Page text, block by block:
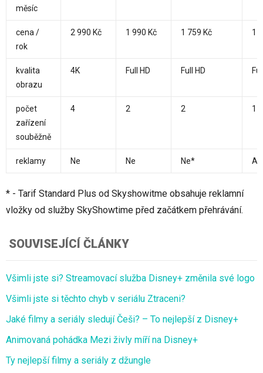
měsíc
cena /
rok
2 990 Kč 1 990 Kč 1 759 Kč 1
kvalita
obrazu
4K Full HD Full HD
počet
zařízení
souběžně
4 2 2 1
reklamy Ne Ne Ne*
* - Tarif Standard Plus od Skyshowitme obsahuje reklamní
vložky od služby SkyShowtime před začátkem přehrávání.
SOUVISEJÍCÍ ČLÁNKY
Všimli jste si? Streamovací služba Disney+ změnila své logo
Všimli jste si těchto chyb v seriálu Ztraceni?
Jaké filmy a seriály sledují Češi? – To nejlepší z Disney+
Animovaná pohádka Mezi živly míří na Disney+
Ty nejlepší filmy a seriály z džungle